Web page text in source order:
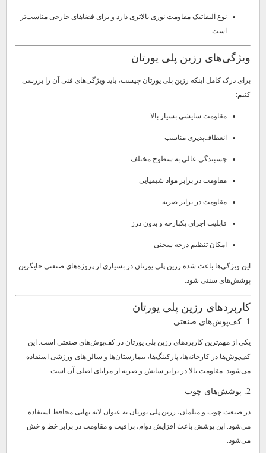
نوع آلیفاتیک مقاومت نوری بالاتری دارد و برای فضاهای خارجی مناسب‌تر
است.
ویژگی‌های رزین پلی یورتان
برای درک کامل اینکه رزین پلی یورتان چیست، باید ویژگی‌های فنی آن را بررسی
کنیم:
مقاومت سایشی بسیار بالا
انعطاف‌پذیری مناسب
چسبندگی عالی به سطوح مختلف
مقاومت در برابر مواد شیمیایی
مقاومت در برابر ضربه
قابلیت اجرای یکپارچه و بدون درز
امکان تنظیم درجه سختی
این ویژگی‌ها باعث شده رزین پلی یورتان در بسیاری از پروژه‌های صنعتی جایگزین
پوشش‌های سنتی شود.
کاربردهای رزین پلی یورتان
1. کف‌پوش‌های صنعتی
یکی از مهم‌ترین کاربردهای رزین پلی یورتان در کف‌پوش‌های صنعتی است. این
کف‌پوش‌ها در کارخانه‌ها، پارکینگ‌ها، بیمارستان‌ها و سالن‌های ورزشی استفاده
می‌شوند. مقاومت بالا در برابر سایش و ضربه از مزایای اصلی آن است.
2. پوشش‌های چوب
در صنعت چوب و مبلمان، رزین پلی یورتان به عنوان لایه نهایی محافظ استفاده
می‌شود. این پوشش باعث افزایش دوام، براقیت و مقاومت در برابر خط و خش
می‌شود.